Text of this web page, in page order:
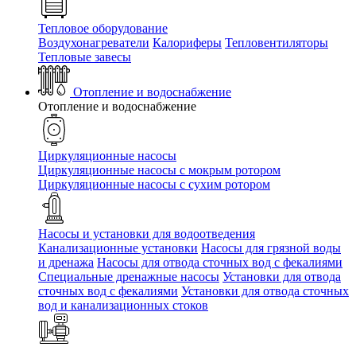
Тепловое оборудование
Воздухонагреватели Калориферы Тепловентиляторы
Тепловые завесы
Отопление и водоснабжение
Отопление и водоснабжение
Циркуляционные насосы
Циркуляционные насосы с мокрым ротором
Циркуляционные насосы с сухим ротором
Насосы и установки для водоотведения
Канализационные установки Насосы для грязной воды
и дренажа Насосы для отвода сточных вод c фекалиями
Специальные дренажные насосы Установки для отвода
сточных вод c фекалиями Установки для отвода сточных
вод и канализационных стоков